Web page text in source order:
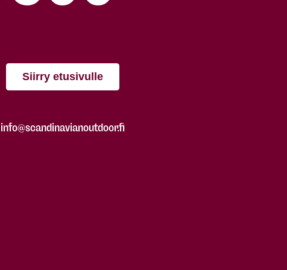
Siirry etusivulle
info@scandinavianoutdoor.fi